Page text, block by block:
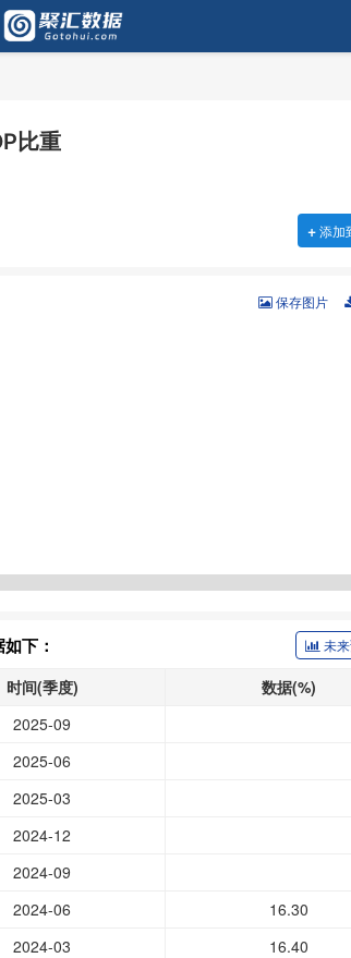
比重
+添加
保存图片
下： 未
时间(季度)
数据(%)
2025-09
2025-06
2025-03
2024-12
2024-09
2024-06
16.30
2024-03
16.40